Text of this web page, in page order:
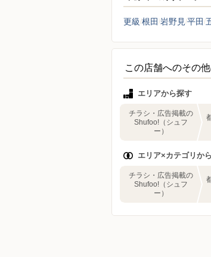
更級 根田 岩野見 平田
この店舗へのその
エリアから探す
チラシ・広告掲載の
Shufoo!（シュフ
ー）
エリア×カテゴリか
チラシ・広告掲載の
Shufoo!（シュフ
ー）